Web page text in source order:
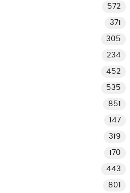
572
371
305
234
452
535
851
147
319
170
443
801